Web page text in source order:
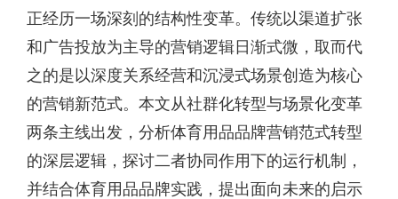
正经历一场深刻的结构性变革。传统以渠道扩张
和广告投放为主导的营销逻辑日渐式微，取而代
之的是以深度关系经营和沉浸式场景创造为核心
的营销新范式。本文从社群化转型与场景化变革
两条主线出发，分析体育用品品牌营销范式转型
的深层逻辑，探讨二者协同作用下的运行机制，
并结合体育用品品牌实践，提出面向未来的启示